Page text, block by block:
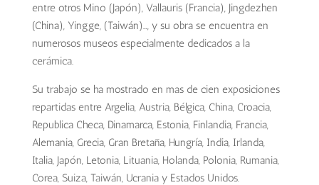
entre otros Mino (Japón), Vallauris (Francia), Jingdezhen
(China), Yingge, (Taiwán)…, y su obra se encuentra en
numerosos museos especialmente dedicados a la
cerámica.
Su trabajo se ha mostrado en mas de cien exposiciones
repartidas entre Argelia, Austria, Bélgica, China, Croacia,
Republica Checa, Dinamarca, Estonia, Finlandia, Francia,
Alemania, Grecia, Gran Bretaña, Hungría, India, Irlanda,
Italia, Japón, Letonia, Lituania, Holanda, Polonia, Rumania,
Corea, Suiza, Taiwán, Ucrania y Estados Unidos.